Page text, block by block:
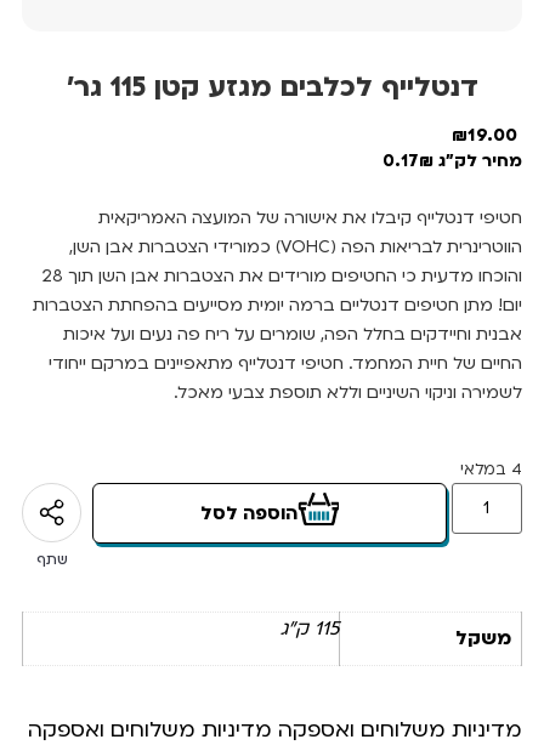
דנטלייף לכלבים מגזע קטן 115 גר’
19.00
₪
מחיר לק"ג 0.17₪
חטיפי דנטלייף קיבלו את אישורה של המועצה האמריקאית
הווטרינרית לבריאות הפה (VOHC) כמורידי הצטברות אבן השן,
והוכחו מדעית כי החטיפים מורידים את הצטברות אבן השן תוך 28
יום! מתן חטיפים דנטליים ברמה יומית מסייעים בהפחתת הצטברות
אבנית וחיידקים בחלל הפה, שומרים על ריח פה נעים ועל איכות
החיים של חיית המחמד. חטיפי דנטלייף מתאפיינים במרקם ייחודי
לשמירה וניקוי השיניים וללא תוספת צבעי מאכל.
4 במלאי
הוספה לסל
שתף
משקל 115 ק"ג
מדיניות משלוחים ואספקה מדיניות משלוחים ואספקה